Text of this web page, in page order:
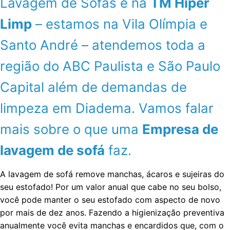
Limp – estamos na Vila Olímpia e
Santo André – atendemos toda a
região do ABC Paulista e São Paulo
Capital além de demandas de
limpeza em Diadema. Vamos falar
mais sobre o que uma Empresa de
lavagem de sofá faz.
A lavagem de sofá remove manchas, ácaros e sujeiras do
seu estofado! Por um valor anual que cabe no seu bolso,
você pode manter o seu estofado com aspecto de novo
por mais de dez anos. Fazendo a higienização preventiva
anualmente você evita manchas e encardidos que, com o